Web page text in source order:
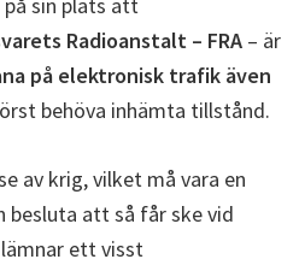
Radioanstalt – FRA – är
på elektronisk trafik även
behöva inhämta tillstånd.
av krig, vilket må vara en
besluta att så får ske vid
ett visst